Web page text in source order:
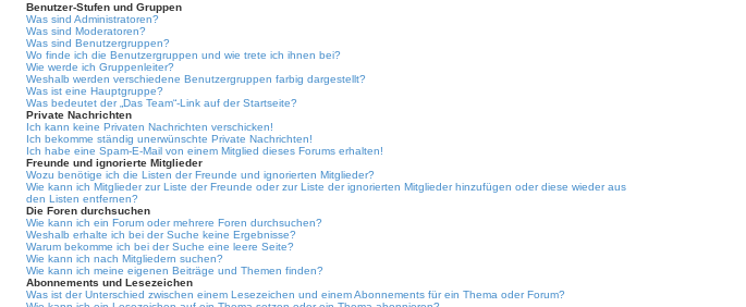
Benutzer-Stufen und Gruppen
Was sind Administratoren?
Was sind Moderatoren?
Was sind Benutzergruppen?
Wo finde ich die Benutzergruppen und wie trete ich ihnen bei?
Wie werde ich Gruppenleiter?
Weshalb werden verschiedene Benutzergruppen farbig dargestellt?
Was ist eine Hauptgruppe?
Was bedeutet der „Das Team“-Link auf der Startseite?
Private Nachrichten
Ich kann keine Privaten Nachrichten verschicken!
Ich bekomme ständig unerwünschte Private Nachrichten!
Ich habe eine Spam-E-Mail von einem Mitglied dieses Forums erhalten!
Freunde und ignorierte Mitglieder
Wozu benötige ich die Listen der Freunde und ignorierten Mitglieder?
Wie kann ich Mitglieder zur Liste der Freunde oder zur Liste der ignorierten Mitglieder hinzufügen oder diese wieder aus
den Listen entfernen?
Die Foren durchsuchen
Wie kann ich ein Forum oder mehrere Foren durchsuchen?
Weshalb erhalte ich bei der Suche keine Ergebnisse?
Warum bekomme ich bei der Suche eine leere Seite?
Wie kann ich nach Mitgliedern suchen?
Wie kann ich meine eigenen Beiträge und Themen finden?
Abonnements und Lesezeichen
Was ist der Unterschied zwischen einem Lesezeichen und einem Abonnements für ein Thema oder Forum?